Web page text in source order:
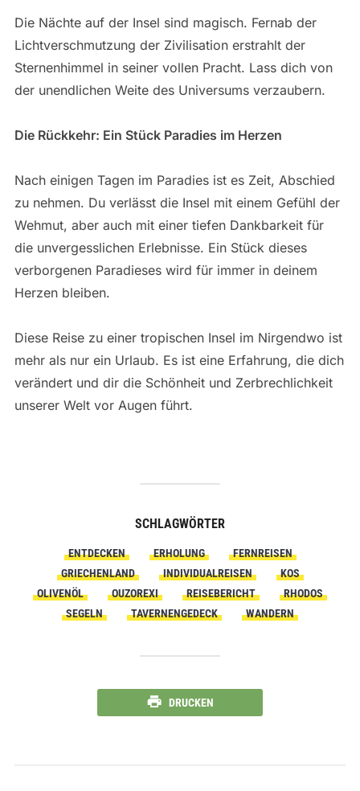
Die Nächte auf der Insel sind magisch. Fernab der
Lichtverschmutzung der Zivilisation erstrahlt der
Sternenhimmel in seiner vollen Pracht. Lass dich von
der unendlichen Weite des Universums verzaubern.
Die Rückkehr: Ein Stück Paradies im Herzen
Nach einigen Tagen im Paradies ist es Zeit, Abschied
zu nehmen. Du verlässt die Insel mit einem Gefühl der
Wehmut, aber auch mit einer tiefen Dankbarkeit für
die unvergesslichen Erlebnisse. Ein Stück dieses
verborgenen Paradieses wird für immer in deinem
Herzen bleiben.
Diese Reise zu einer tropischen Insel im Nirgendwo ist
mehr als nur ein Urlaub. Es ist eine Erfahrung, die dich
verändert und dir die Schönheit und Zerbrechlichkeit
unserer Welt vor Augen führt.
SCHLAGWÖRTER
ENTDECKEN ERHOLUNG
FERNREISEN
GRIECHENLAND
INDIVIDUALREISEN
KOS
OLIVENÖL
OUZOREXI REISEBERICHT
RHODOS
SEGELN
TAVERNENGEDECK WANDERN
DRUCKEN